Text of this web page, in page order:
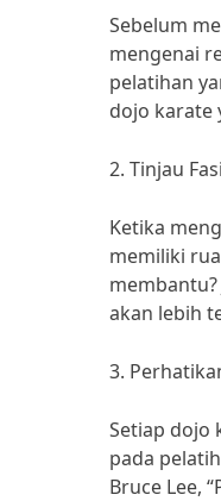
Sebelum
mengenai
pelatihan
dojo karate
2. Tinjau
Ketika
memiliki
akan lebih
3.
Setiap dojo
pada
Bruce Lee,